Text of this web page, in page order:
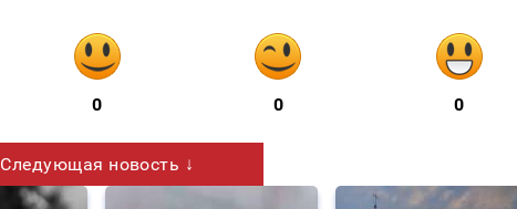
0 0 0
Следующая новость ↓